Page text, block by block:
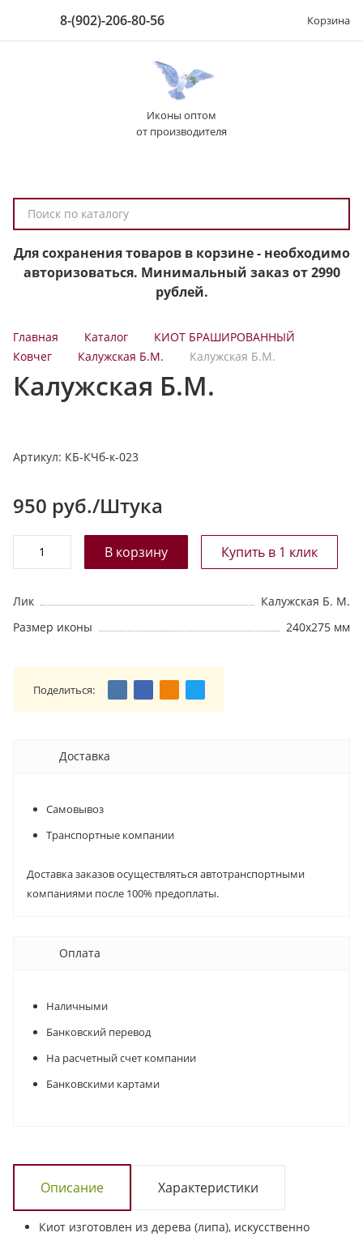
8-(902)-206-80-56 Корзина
Иконы оптом
от производителя
о
и
с
к
а
т
а
г
Для сохранения товаров в корзине - необходимо
авторизоваться. Минимальный заказ от 2990
рублей.
Главная Каталог
КИОТ БРАШИРОВАННЫЙ
Ковчег
Калужская Б.М. Калужская Б.М.
Калужская Б.М.
Артикул: КБ-КЧб-к-023
950 руб./Штука
Лик
Калужская Б. М.
Размер иконы
240х275 мм
Поделиться:
Доставка
Самовывоз
Транспортные компании
Доставка заказов осуществляться автотранспортными
компаниями после 100% предоплаты.
Оплата
Наличными
Банковский перевод
На расчетный счет компании
Банковскими картами
Описание Характеристики
Киот изготовлен из дерева (липа), искусственно